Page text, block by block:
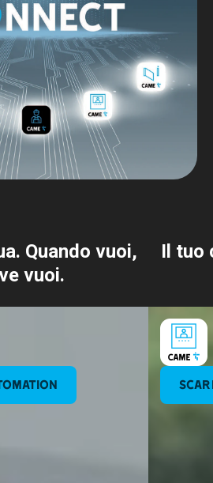
Quando vuoi,
vuoi.
Il tuo